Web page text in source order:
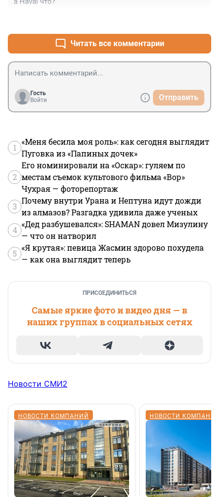
Читать все комментарии
Гость
Войти
Отправить
1
«Меня бесила моя роль»: как сегодня выглядит
Пуговка из «Папиных дочек»
2
Его номинировали на «Оскар»: гуляем по
местам съемок культового фильма «Вор»
Чухрая — фоторепортаж
3
Почему внутри Урана и Нептуна идут дожди
из алмазов? Разгадка удивила даже ученых
4
«Дед разбушевался»: SHAMAN довел Мизулину
— что он натворил
5
«Я крутая»: певица Жасмин здорово похудела
— как она выглядит теперь
ПРИСОЕДИНИТЬСЯ
Самые яркие фото и видео дня — в
наших группах в социальных сетях
Новости СМИ2
НОВОСТИ КОМПАНИЙ НОВОСТИ